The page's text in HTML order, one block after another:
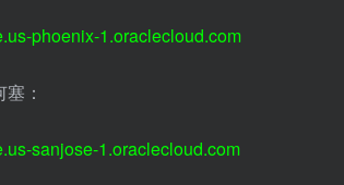
phoenix-1.oraclecloud.com
：
sanjose-1.oraclecloud.com